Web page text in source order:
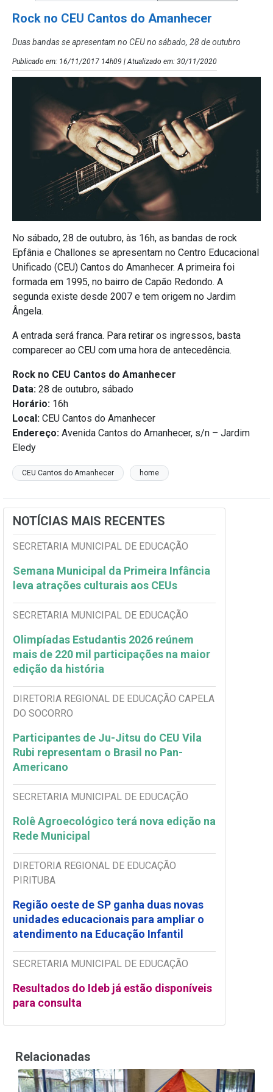
Rock no CEU Cantos do Amanhecer
Duas bandas se apresentam no CEU no sábado, 28 de outubro
Publicado em: 16/11/2017 14h09 | Atualizado em: 30/11/2020
No sábado, 28 de outubro, às 16h, as bandas de rock
Epfânia e Challones se apresentam no Centro Educacional
Unificado (CEU) Cantos do Amanhecer. A primeira foi
formada em 1995, no bairro de Capão Redondo. A
segunda existe desde 2007 e tem origem no Jardim
Ângela.
A entrada será franca. Para retirar os ingressos, basta
comparecer ao CEU com uma hora de antecedência.
Rock no CEU Cantos do Amanhecer
Data: 28 de outubro, sábado
Horário: 16h
Local: CEU Cantos do Amanhecer
Endereço: Avenida Cantos do Amanhecer, s/n – Jardim
Eledy
CEU Cantos do Amanhecer home
NOTÍCIAS MAIS RECENTES
SECRETARIA MUNICIPAL DE EDUCAÇÃO
Semana Municipal da Primeira Infância
leva atrações culturais aos CEUs
SECRETARIA MUNICIPAL DE EDUCAÇÃO
Olimpíadas Estudantis 2026 reúnem
mais de 220 mil participações na maior
edição da história
DIRETORIA REGIONAL DE EDUCAÇÃO CAPELA
DO SOCORRO
Participantes de Ju-Jitsu do CEU Vila
Rubi representam o Brasil no Pan-
Americano
SECRETARIA MUNICIPAL DE EDUCAÇÃO
Rolê Agroecológico terá nova edição na
Rede Municipal
DIRETORIA REGIONAL DE EDUCAÇÃO
PIRITUBA
Região oeste de SP ganha duas novas
unidades educacionais para ampliar o
atendimento na Educação Infantil
SECRETARIA MUNICIPAL DE EDUCAÇÃO
Resultados do Ideb já estão disponíveis
para consulta
Relacionadas